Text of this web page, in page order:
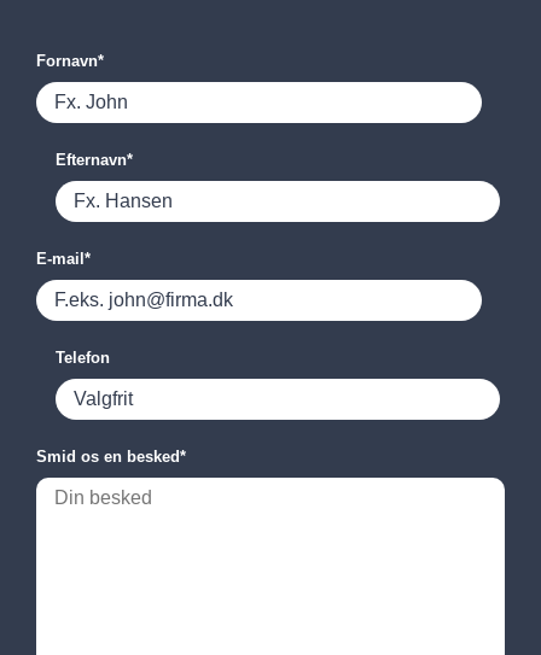
Fornavn*
Efternavn*
E-mail *
Telefon
Smid os en besked*